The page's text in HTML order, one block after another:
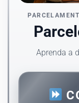
Aprenda a